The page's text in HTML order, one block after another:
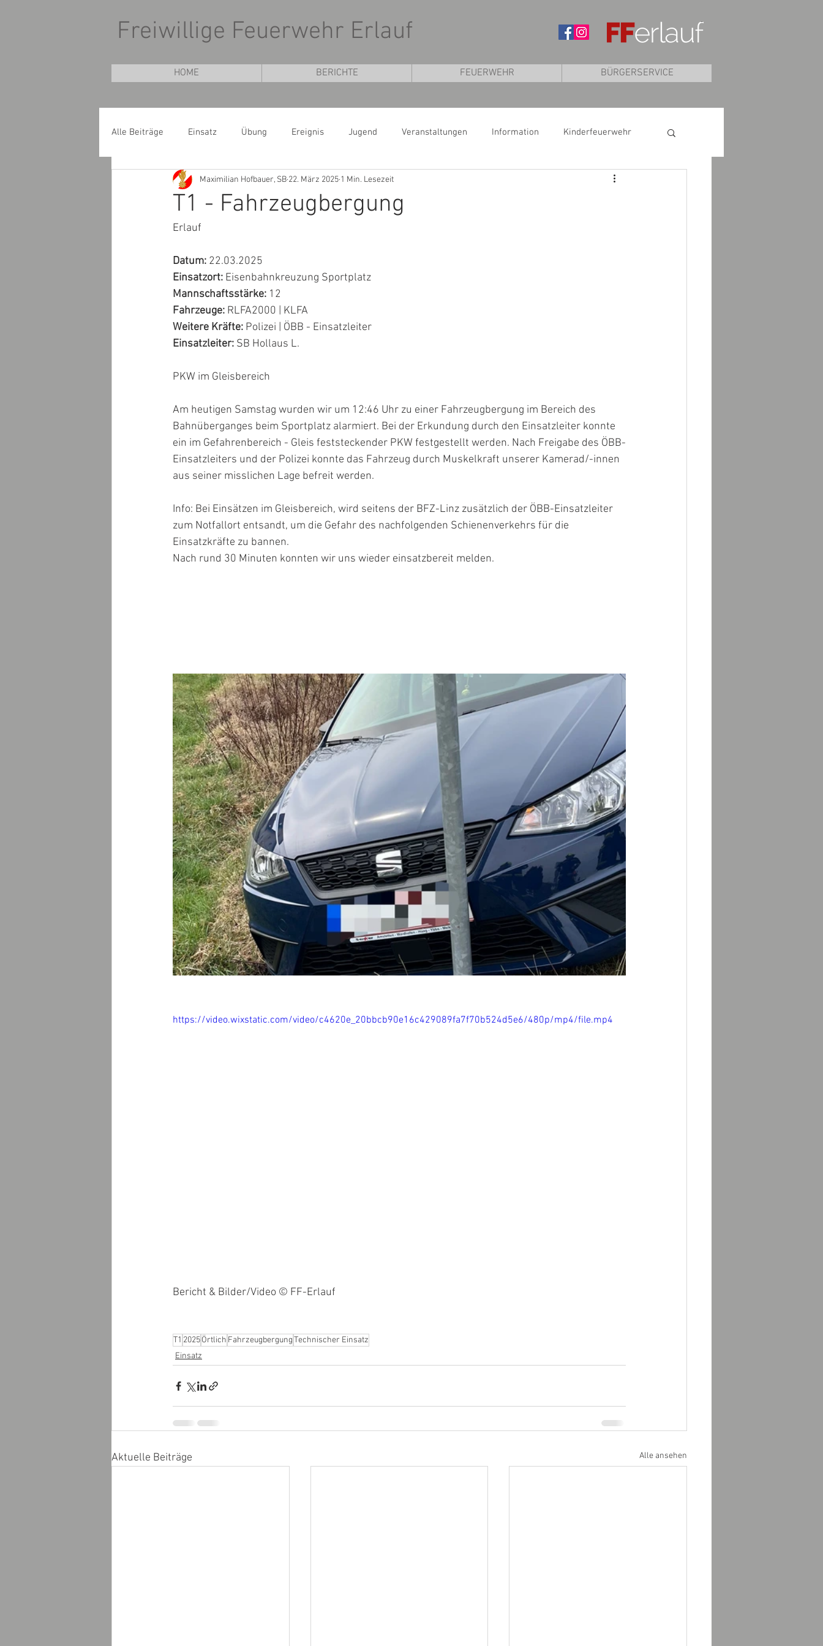
Freiwillige Feuerwehr Erlauf
HOME BERICHTE FEUERWEHR BÜRGERSERVICE
Alle Beiträge Einsatz Übung Ereignis Jugend Veranstaltungen Information Kinderfeuerwehr
T1 - Fahrzeugbergung
Maximilian Hofbauer, SB 22. März 2025 1 Min. Lesezeit
Erlauf
Datum: 22.03.2025
Einsatzort: Eisenbahnkreuzung Sportplatz
Mannschaftsstärke: 12
Fahrzeuge: RLFA2000 | KLFA
Weitere Kräfte: Polizei | ÖBB - Einsatzleiter
Einsatzleiter: SB Hollaus L.
PKW im Gleisbereich
Am heutigen Samstag wurden wir um 12:46 Uhr zu einer Fahrzeugbergung im Bereich des
Bahnüberganges beim Sportplatz alarmiert. Bei der Erkundung durch den Einsatzleiter konnte
ein im Gefahrenbereich - Gleis feststeckender PKW festgestellt werden. Nach Freigabe des ÖBB-
Einsatzleiters und der Polizei konnte das Fahrzeug durch Muskelkraft unserer Kamerad/-innen
aus seiner misslichen Lage befreit werden.
Info: Bei Einsätzen im Gleisbereich, wird seitens der BFZ-Linz zusätzlich der ÖBB-Einsatzleiter
zum Notfallort entsandt, um die Gefahr des nachfolgenden Schienenverkehrs für die
Einsatzkräfte zu bannen.
Nach rund 30 Minuten konnten wir uns wieder einsatzbereit melden.
https://video.wixstatic.com/video/c4620e_20bbcb90e16c429089fa7f70b524d5e6/480p/mp4/file.mp4
Bericht & Bilder/Video © FF-Erlauf
T1 2025Örtlich FahrzeugbergungTechnischer Einsatz
Einsatz
Aktuelle Beiträge Alle ansehen